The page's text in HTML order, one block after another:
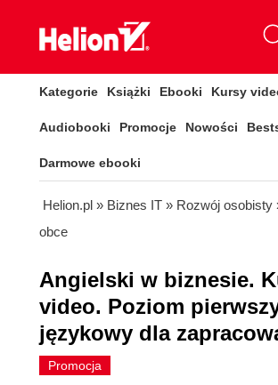
Kategorie Książki Ebooki Kursy
Audiobooki Promocje Nowości
Darmowe ebooki
Helion.pl » Biznes IT » Rozwój osobisty
obce
Angielski w biznesie.
video. Poziom
językowy dla
Promocja